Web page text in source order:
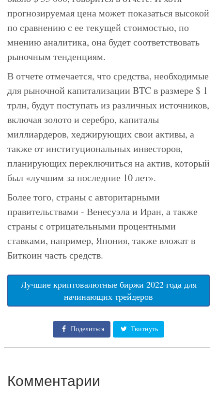
прогнозируемая цена может показаться высокой
по сравнению с ее текущей стоимостью, по
мнению аналитика, она будет соответствовать
рыночным тенденциям.
В отчете отмечается, что средства, необходимые
для рыночной капитализации BTC в размере $ 1
трлн, будут поступать из различных источников,
включая золото и серебро, капиталы
миллиардеров, хеджирующих свои активы, а
также от институциональных инвесторов,
планирующих переключиться на актив, который
был «лучшим за последние 10 лет».
Более того, страны с авторитарными
правительствами - Венесуэла и Иран, а также
страны с отрицательными процентными
ставками, например, Япония, также вложат в
Биткоин часть средств.
Лучшие криптовалютные биржи 2022 года для
начинающих трейдеров
Поделиться Твитнуть
Комментарии